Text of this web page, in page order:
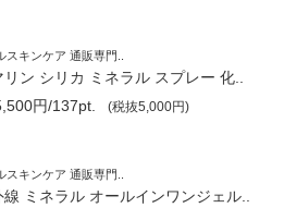
スキンケア 通販専門..
リン シリカ ミネラル スプレー 化..
円/137pt.
(税抜5,000円)
スキンケア 通販専門..
線 ミネラル オールインワンジェル..